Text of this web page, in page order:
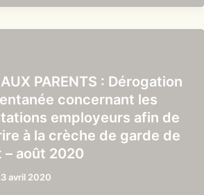
PARENTS : Dérogation
concernant les
employeurs afin de
à la crèche de garde de
– août 2020
avril 2020